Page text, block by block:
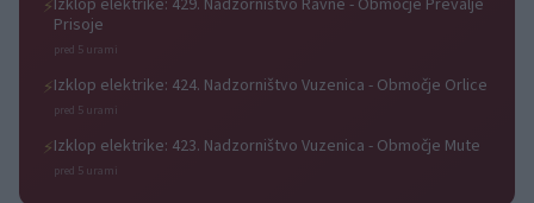
⚡
Prisoje
pred 5 urami
⚡Izklop elektrike: 424. Nadzorništvo Vuzenica - Območje Orlice
pred 5 urami
⚡Izklop elektrike: 423. Nadzorništvo Vuzenica - Območje Mute
pred 5 urami